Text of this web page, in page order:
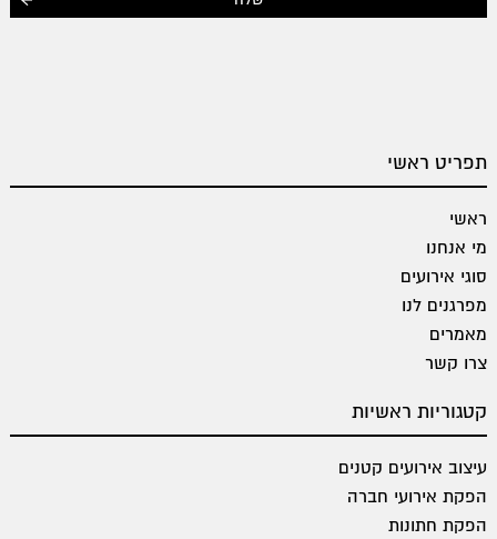
תפריט ראשי
ראשי
מי אנחנו
סוגי אירועים
מפרגנים לנו
מאמרים
צרו קשר
קטגוריות ראשיות
עיצוב אירועים קטנים
הפקת אירועי חברה
הפקת חתונות